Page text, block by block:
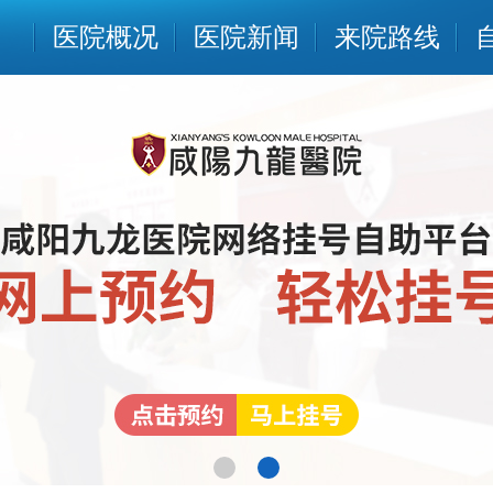
医院概况 医院新闻 来院路线